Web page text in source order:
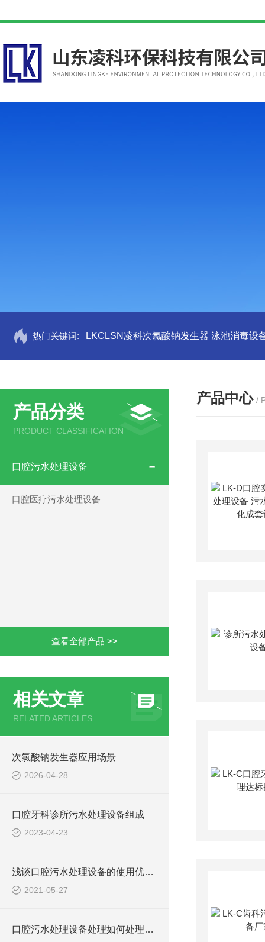
热门关键词: LKCLSN凌科次氯酸钠发生器 泳池消毒设
产品分类
PRODUCT CLASSIFICATION
口腔污水处理设备
口腔医疗污水处理设备
查看全部产品 >>
相关文章
RELATED ARTICLES
次氯酸钠发生器应用场景
2026-04-28
口腔牙科诊所污水处理设备组成
2023-04-23
浅谈口腔污水处理设备的使用优势及排放标准
2021-05-27
口腔污水处理设备处理如何处理医院污水，原来靠这些原则！
产品中心 /